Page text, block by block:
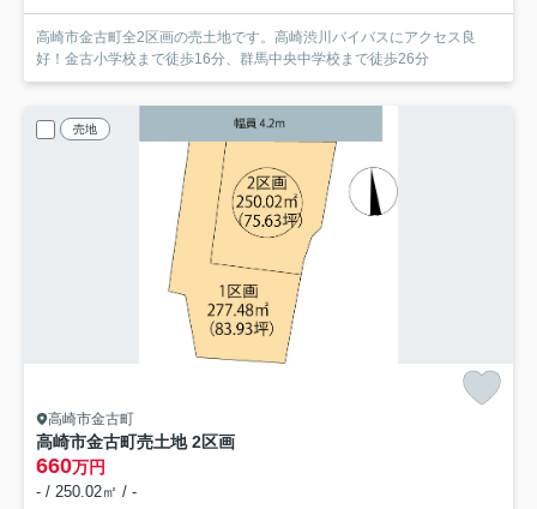
高崎市金古町全2区画の売土地です。高崎渋川バイバスにアクセス良
好！金古小学校まで徒歩16分、群馬中央中学校まで徒歩26分
売地
高崎市金古町
高崎市金古町売土地 2区画
660万円
- / 250.02㎡ / -